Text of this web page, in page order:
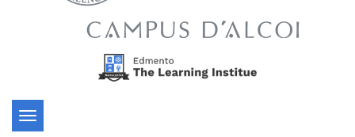
Toggle
navigation